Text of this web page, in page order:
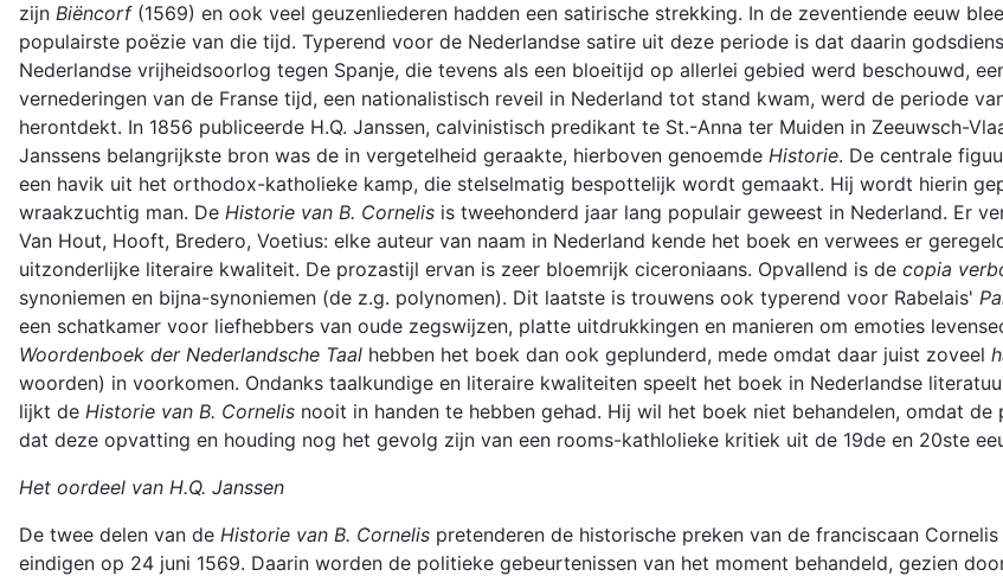
zijn Biëncorf(1569) en ook veel geuzenliederen hadden een satirische strekking. In de zeventiende eeuw
populairste poëzie van die tijd. Typerend voor de Nederlandse satire uit deze periode is dat daarin
Nederlandse vrijheidsoorlog tegen Spanje, die tevens als een bloeitijd op allerlei gebied werd beschouwd,
vernederingen van de Franse tijd, een nationalistisch reveil in Nederland tot stand kwam, werd de periode
herontdekt. In 1856 publiceerde H.Q. Janssen, calvinistisch predikant te St.-Anna ter Muiden in Zeeuwsch-
Janssens belangrijkste bron was de in vergetelheid geraakte, hierboven genoemde Historie. De centrale
een havik uit het orthodox-katholieke kamp, die stelselmatig bespottelijk wordt gemaakt. Hij wordt hierin
wraakzuchtig man. De Historie van B. Cornelis is tweehonderd jaar lang populair geweest in Nederland. Er
Van Hout, Hooft, Bredero, Voetius: elke auteur van naam in Nederland kende het boek en verwees er
uitzonderlijke literaire kwaliteit. De prozastijl ervan is zeer bloemrijk ciceroniaans. Opvallend is de copia
synoniemen en bijna-synoniemen (de z.g. polynomen). Dit laatste is trouwens ook typerend voor Rabelais'
een schatkamer voor liefhebbers van oude zegswijzen, platte uitdrukkingen en manieren om emoties
Woordenboek der Nederlandsche Taal hebben het boek dan ook geplunderd, mede omdat daar juist zoveel
woorden) in voorkomen. Ondanks taalkundige en literaire kwaliteiten speelt het boek in Nederlandse
lijkt de Historie van B. Cornelis nooit in handen te hebben gehad. Hij wil het boek niet behandelen, omdat
dat deze opvatting en houding nog het gevolg zijn van een rooms-kathlolieke kritiek uit de 19de en 20ste
Het oordeel van H.Q. Janssen
De twee delen van de Historie van B. Cornelis pretenderen de historische preken van de franciscaan
eindigen op 24 juni 1569. Daarin worden de politieke gebeurtenissen van het moment behandeld, gezien